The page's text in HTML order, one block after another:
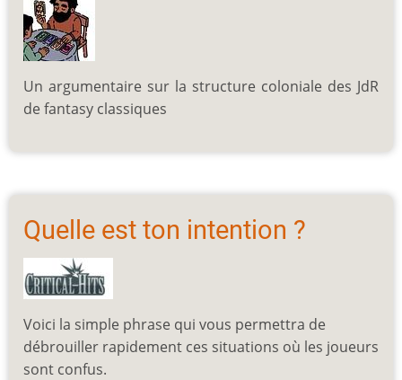
Un argumentaire sur la structure coloniale des JdR
de fantasy classiques
Quelle est ton intention ?
Voici la simple phrase qui vous permettra de
débrouiller rapidement ces situations où les joueurs
sont confus.